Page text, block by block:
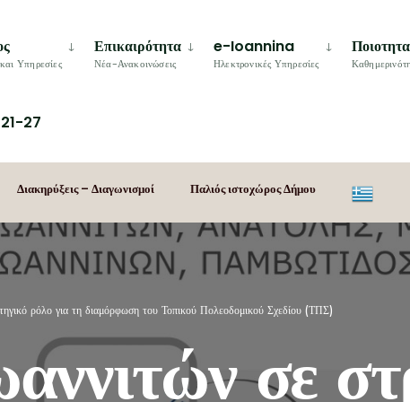
Υπηρεσίες
Επικαιρότητα
Νέα-Ανακοινώσεις
e-Ioannina
Ηλεκτρονικές Υπηρεσίες
27
Διακηρύξεις – Διαγωνισμοί Παλιός ιστοχώρος Δήμου
ρόλο για τη διαμόρφωση του Τοπικού Πολεοδομικού Σχεδίου (ΤΠΣ)
σε